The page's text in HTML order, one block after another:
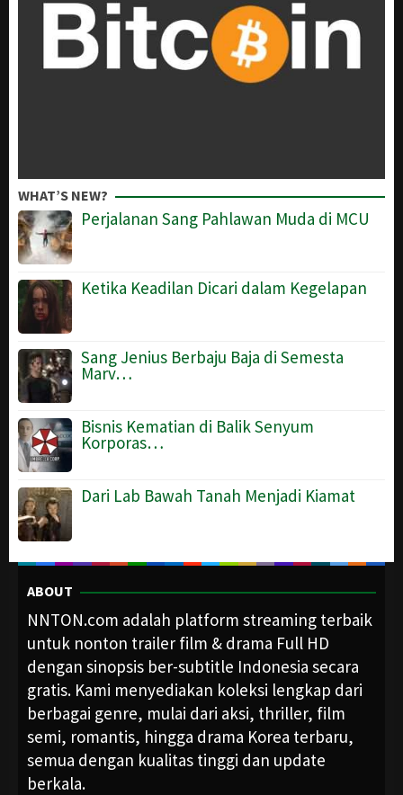
WHAT’S NEW?
Perjalanan Sang Pahlawan Muda di MCU
Ketika Keadilan Dicari dalam Kegelapan
Sang Jenius Berbaju Baja di Semesta
Marv…
Bisnis Kematian di Balik Senyum
Korporas…
Dari Lab Bawah Tanah Menjadi Kiamat
ABOUT
NNTON.com adalah platform streaming terbaik
untuk nonton trailer film & drama Full HD
dengan sinopsis ber-subtitle Indonesia secara
gratis. Kami menyediakan koleksi lengkap dari
berbagai genre, mulai dari aksi, thriller, film
semi, romantis, hingga drama Korea terbaru,
semua dengan kualitas tinggi dan update
berkala.